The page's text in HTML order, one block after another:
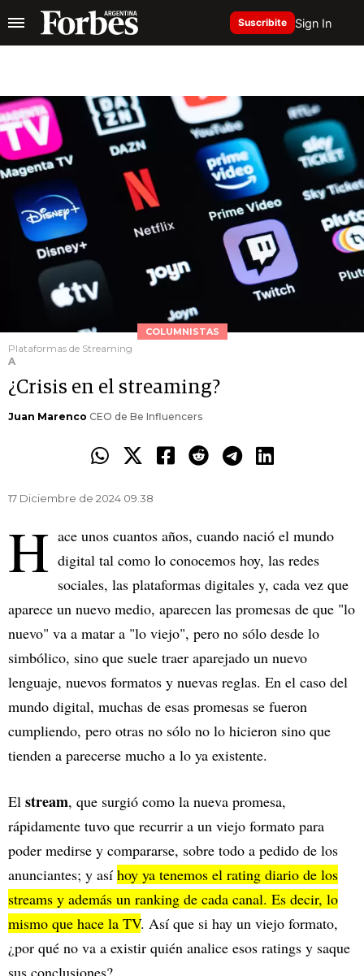
Suscribite Sign In
COLUMNISTAS
Plataformas de Streaming
A
¿Crisis en el streaming?
Juan Marenco CEO de Be Influencers
17 Diciembre de 2024 09.38
H ace unos cuantos años, cuando nació el mundo
digital tal como lo conocemos hoy, las redes
sociales, las plataformas digitales y, cada vez que
aparece un nuevo medio, aparecen las promesas de que "lo
nuevo" va a matar a "lo viejo", pero no sólo desde lo
simbólico, sino que suele traer aparejado un nuevo
lenguaje, nuevos formatos y nuevas reglas. En el caso del
mundo digital, muchas de esas promesas se fueron
cumpliendo, pero otras no sólo no lo hicieron sino que
tienden a parecerse mucho a lo ya existente.
El stream, que surgió como la nueva promesa,
rápidamente tuvo que recurrir a un viejo formato para
poder medirse y compararse, sobre todo a pedido de los
anunciantes; y así hoy ya tenemos el rating diario de los
streams y además un ranking de cada canal. Es decir, lo
mismo que hace la TV. Así que si hay un viejo formato,
¿por qué no va a existir quién analice esos ratings y saque
sus conclusiones?